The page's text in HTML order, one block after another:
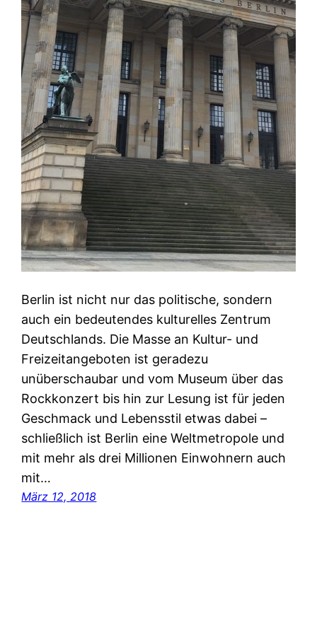
Berlin ist nicht nur das politische, sondern
auch ein bedeutendes kulturelles Zentrum
Deutschlands. Die Masse an Kultur- und
Freizeitangeboten ist geradezu
unüberschaubar und vom Museum über das
Rockkonzert bis hin zur Lesung ist für jeden
Geschmack und Lebensstil etwas dabei –
schließlich ist Berlin eine Weltmetropole und
mit mehr als drei Millionen Einwohnern auch
mit…
März 12, 2018